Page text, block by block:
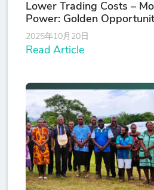
Lower Trading Costs –
Power: Golden
2025年10月20日
Read Article